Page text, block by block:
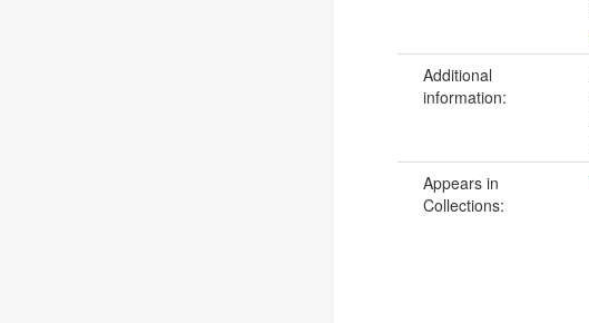
Additional
information:
Appears in
Collections: